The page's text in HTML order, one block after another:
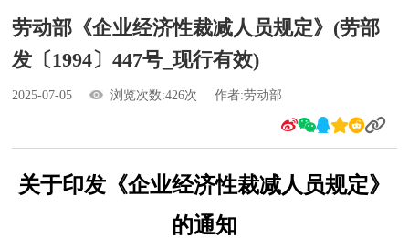
劳动部《企业经济性裁减人员规定》(劳部
发〔1994〕447号_现行有效)
2025-07-05 浏览次数:426次 作者:劳动部
关于印发《企业经济性裁减人员规定》
的通知